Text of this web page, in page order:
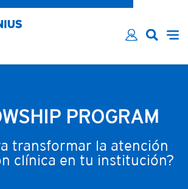
INICIAR SESIÓN
PROGRAM
transformar la atención
clínica en tu institución?